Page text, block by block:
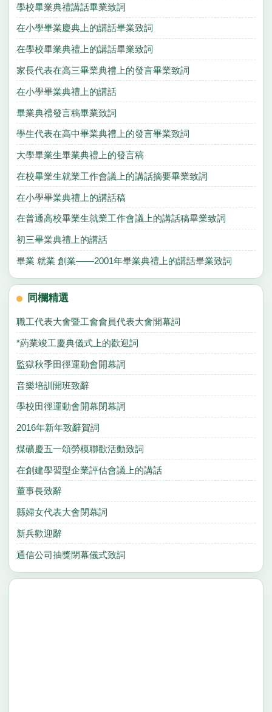
學校畢業典禮講話畢業致詞
在小學畢業慶典上的講話畢業致詞
在學校畢業典禮上的講話畢業致詞
家長代表在高三畢業典禮上的發言畢業致詞
在小學畢業典禮上的講話
畢業典禮發言稿畢業致詞
學生代表在高中畢業典禮上的發言畢業致詞
大學畢業生畢業典禮上的發言稿
在校畢業生就業工作會議上的講話摘要畢業致詞
在小學畢業典禮上的講話稿
在普通高校畢業生就業工作會議上的講話稿畢業致詞
初三畢業典禮上的講話
畢業 就業 創業——2001年畢業典禮上的講話畢業致詞
同欄精選
職工代表大會暨工會會員代表大會開幕詞
*葯業竣工慶典儀式上的歡迎詞
監獄秋季田徑運動會開幕詞
音樂培訓開班致辭
學校田徑運動會開幕閉幕詞
2016年新年致辭賀詞
煤礦慶五一頌勞模聯歡活動致詞
在創建學習型企業評估會議上的講話
董事長致辭
縣婦女代表大會閉幕詞
新兵歡迎辭
通信公司抽獎閉幕儀式致詞